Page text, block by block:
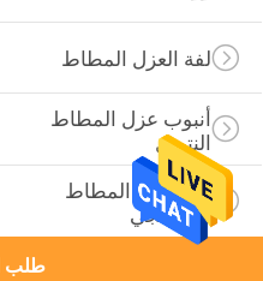
لفة العزل المطاط
أنبوب عزل المطاط
النتريل
قبضة من المطاط
الإسفنجي
طلب